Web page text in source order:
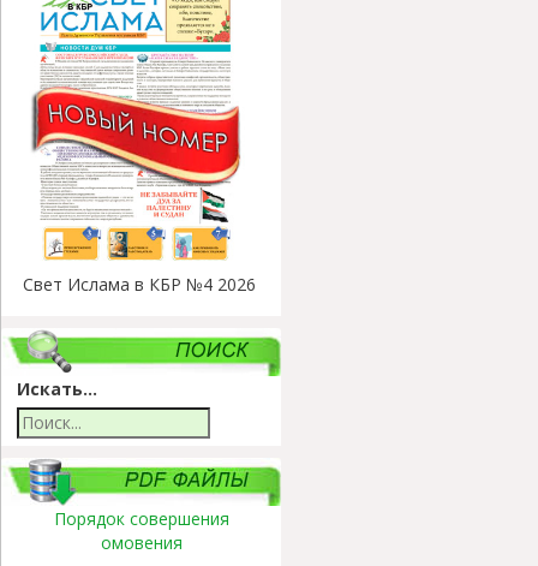
Свет Ислама в КБР №4 2026
Искать...
Порядок совершения
омовения